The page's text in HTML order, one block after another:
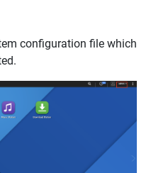
configuration file which